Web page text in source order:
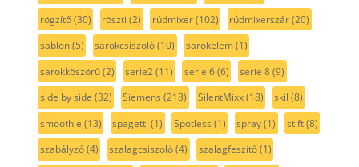
rögzítő(30) röszti (2) rúdmixer(102) rúdmixerszár(20)
sablon(5) sarokcsiszoló(10) sarokelem(1)
sarokköszörű(2) serie2(11) serie 6(6) serie 8(9)
side by side (32) Siemens (218) SilentMixx(18) skil (8)
smoothie (13) spagetti (1) Spotless (1) spray(1) stift(8)
szabályzó(4) szalagcsiszoló(4) szalagfeszítő(1)